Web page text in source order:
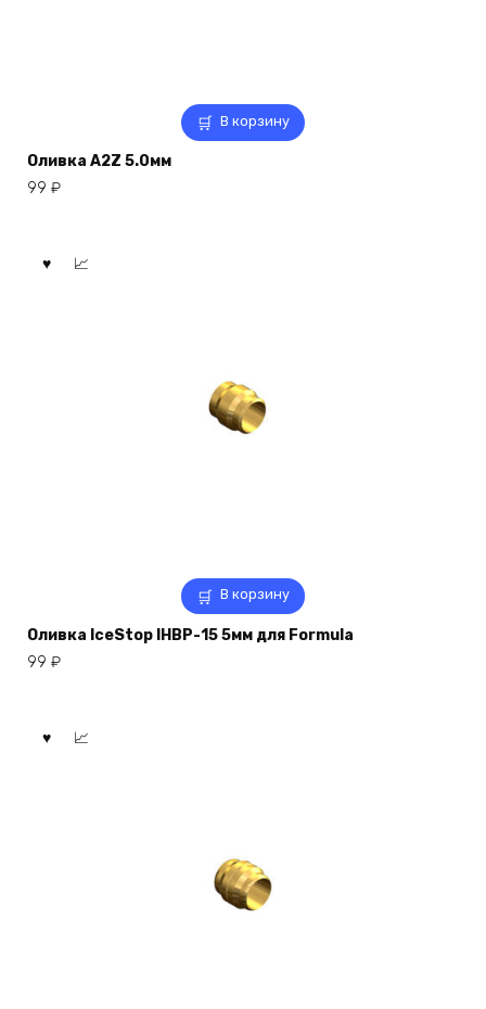
В корзину
Оливка A2Z 5.0мм
99 ₽
В корзину
Оливка IceStop IHBP-15 5мм для Formula
99 ₽